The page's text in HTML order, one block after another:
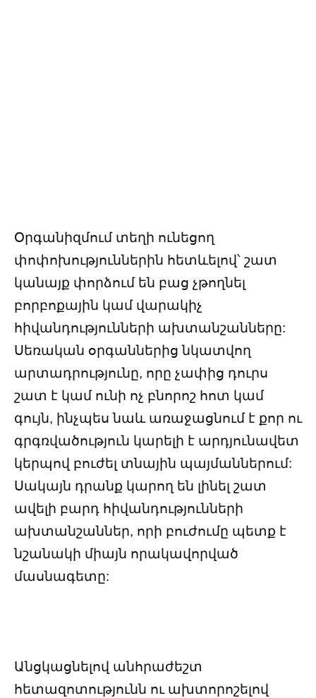
Օրգանիզմում տեղի ունեցող
փոփոխություններին հետևելով՝ շատ
կանայք փորձում են բաց չթողնել
բորբոքային կամ վարակիչ
հիվանդությունների ախտանշանները:
Սեռական օրգաններից նկատվող
արտադրությունը, որը չափից դուրս
շատ է կամ ունի ոչ բնորոշ հոտ կամ
գույն, ինչպես նաև առաջացնում է քոր ու
գրգռվածություն կարելի է արդյունավետ
կերպով բուժել տնային պայմաններում:
Սակայն դրանք կարող են լինել շատ
ավելի բարդ հիվանդությունների
ախտանշաններ, որի բուժումը պետք է
նշանակի միայն որակավորված
մասնագետը:
Անցկացնելով անհրաժեշտ
հետազոտությունն ու ախտորոշելով